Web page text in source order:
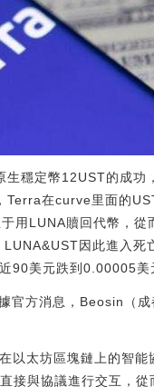
穩定幣12UST的成
在curve里面的
用LUNA贖回代幣，
因此進入
90美元跌到0.00005美
方消息，Beosin（
太坊區塊鏈上的智能
接與協議進行交互，